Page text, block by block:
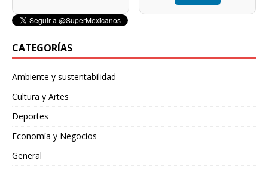
CATEGORÍAS
Ambiente y sustentabilidad
Cultura y Artes
Deportes
Economía y Negocios
General